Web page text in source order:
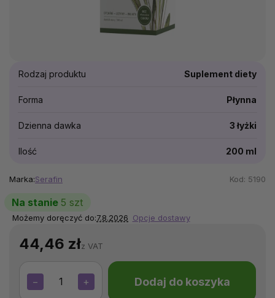
44,46 złz VAT
+
− Dodaj do koszyka
Marka:Serafin Kod: 5190
Rodzaj produktu Suplement diety
Forma Płynna
Dzienna dawka 3 łyżki
Ilość 200 ml
Na stanie 5 szt
Możemy doręczyć do:7.8.2026 Opcje dostawy